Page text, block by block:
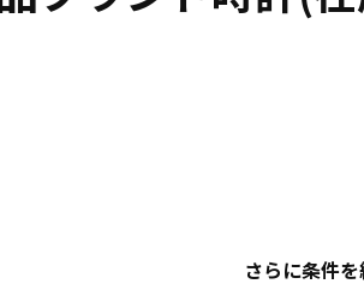
さらに条件